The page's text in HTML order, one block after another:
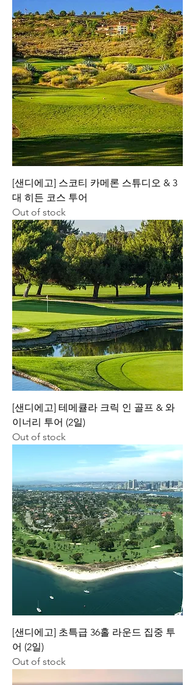
[샌디에고] 스코티 카메론 스튜디오 & 3
대 히든 코스 투어
Out of stock
[샌디에고] 테메큘라 크릭 인 골프 & 와
이너리 투어 (2일)
Out of stock
[샌디에고] 초특급 36홀 라운드 집중 투
어 (2일)
Out of stock